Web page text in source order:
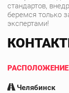
стандартов,
беремся только
экспертами!
РАСПОЛОЖЕНИЕ
Челябинск